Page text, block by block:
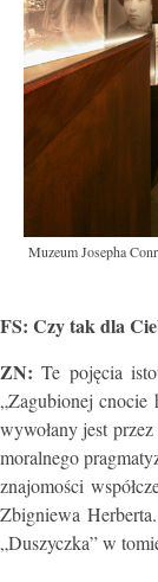
Muzeum Josepha
FS: Czy tak dla
ZN: Te pojęcia
„Zagubionej cnocie
wywołany jest
moralnego
znajomości
Zbigniewa
„Duszyczka” w